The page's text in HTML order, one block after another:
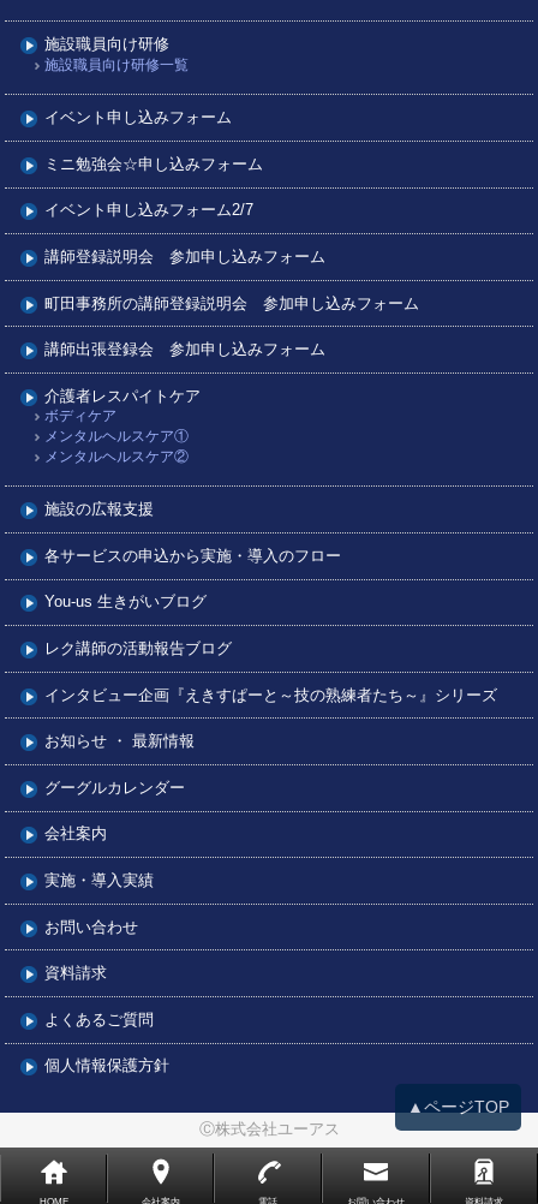
▲ページTOP
施設職員向け研修
施設職員向け研修一覧
イベント申し込みフォーム
ミニ勉強会☆申し込みフォーム
イベント申し込みフォーム2/7
講師登録説明会 参加申し込みフォーム
町田事務所の講師登録説明会 参加申し込みフォーム
講師出張登録会 参加申し込みフォーム
介護者レスパイトケア
ボディケア
メンタルヘルスケア①
メンタルヘルスケア②
施設の広報支援
各サービスの申込から実施・導入のフロー
You-us 生きがいブログ
レク講師の活動報告ブログ
インタビュー企画『えきすぱーと～技の熟練者たち～』シリーズ
お知らせ ・ 最新情報
グーグルカレンダー
会社案内
実施・導入実績
お問い合わせ
資料請求
よくあるご質問
個人情報保護方針
Ⓒ株式会社ユーアス